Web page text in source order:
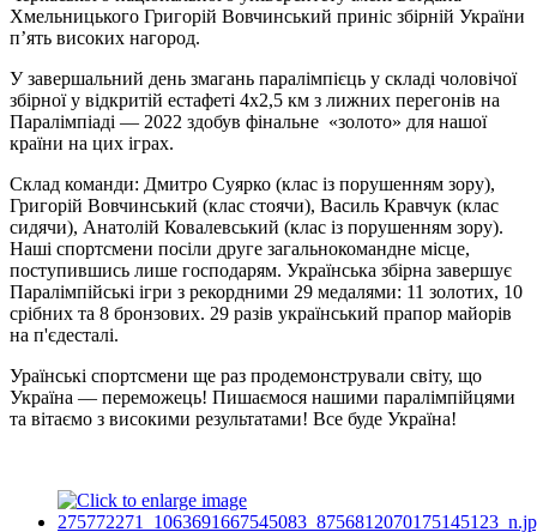
Хмельницького Григорій Вовчинський приніс збірній України
п’ять високих нагород.
У завершальний день змагань паралімпієць у складі чоловічої
збірної у відкритій естафеті 4х2,5 км з лижних перегонів на
Паралімпіаді — 2022 здобув фінальне «золото» для нашої
країни на цих іграх.
Склад команди: Дмитро Суярко (клас із порушенням зору),
Григорій Вовчинський (клас стоячи), Василь Кравчук (клас
сидячи), Анатолій Ковалевський (клас із порушенням зору).
Наші спортсмени посіли друге загальнокомандне місце,
поступившись лише господарям. Українська збірна завершує
Паралімпійські ігри з рекордними 29 медалями: 11 золотих, 10
срібних та 8 бронзових. 29 разів український прапор майорів
на п'єдесталі.
Ураїнські спортсмени ще раз продемонстрували світу, що
Україна — переможець! Пишаємося нашими паралімпійцями
та вітаємо з високими результатами! Все буде Україна!